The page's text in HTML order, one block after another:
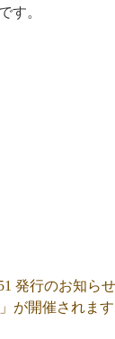
す。
発行のお知らせ
が開催されます